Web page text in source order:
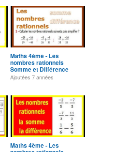
Maths 4ème - Les
nombres rationnels
Somme et Différence
Exercice 10
Ajoutées 7 années
Maths 4ème - Les